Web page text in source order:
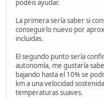
podéis ayudar.
La primera sería saber si
conseguirlo nuevo por
incluidas.
El segundo punto sería
autonomía, me gustaría
bajando hasta el 10% se
km a una velocidad
temperaturas suaves.